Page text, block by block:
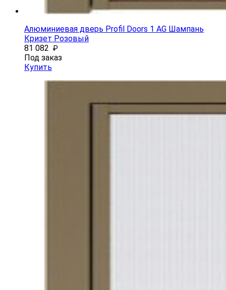
Алюминиевая дверь Profil Doors 1 AG Шампань
Кризет Розовый
81 082 ₽
Под заказ
Купить